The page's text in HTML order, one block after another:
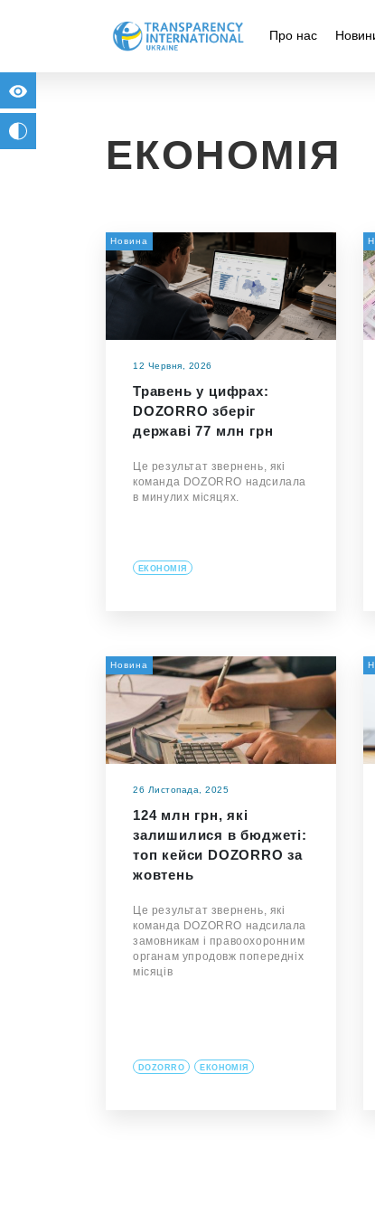
Про нас
ЕКОНОМІЯ
Новина
12 Червня, 2026
Травень у цифрах:
DOZORRO зберіг
державі 77 млн грн
Це результат звернень, які
команда DOZORRO надсилала
в минулих місяцях.
ЕКОНОМІЯ
Новина
26 Листопада, 2025
124 млн грн, які
залишилися в бюджеті:
топ кейси DOZORRO за
жовтень
Це результат звернень, які
команда DOZORRO надсилала
замовникам і правоохоронним
органам упродовж попередніх
місяців
DOZORRO ЕКОНОМІЯ